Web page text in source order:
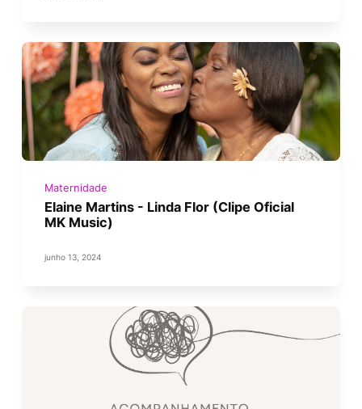
Maternidade
Elaine Martins - Linda Flor (Clipe Oficial
MK Music)
junho 13, 2024